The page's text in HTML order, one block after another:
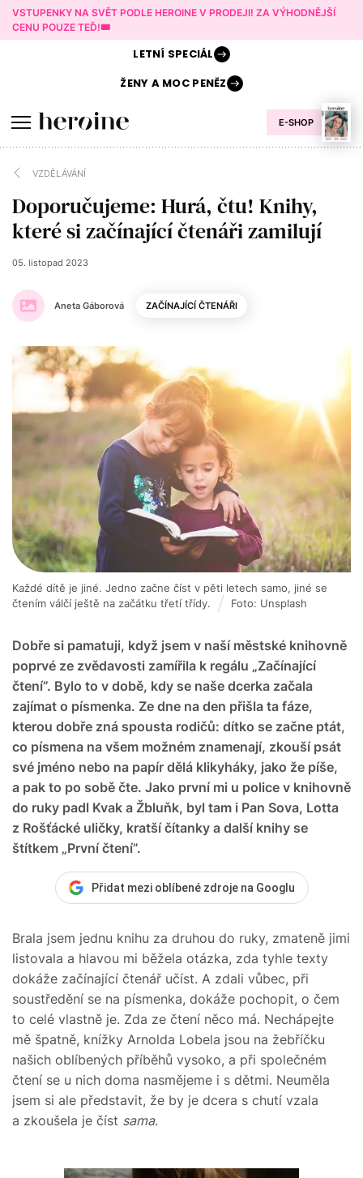
VSTUPENKY NA SVĚT PODLE HEROINE V PRODEJI! ZA VÝHODNĚJŠÍ
CENU POUZE TEĎ!🎟️
E-SHOP
LETNÍ SPECIÁL
ŽENY AMOC PENĚZ
VZDĚLÁVÁNÍ
Doporučujeme: Hurá, čtu! Knihy,
které si začínající čtenáři zamilují
Aneta Gáborová
05. listopad 2023
ZAČÍNAJÍCÍ ČTENÁŘI
Dobře si pamatuji, když jsem v naší městské knihovně
poprvé ze zvědavosti zamířila k regálu „Začínající
čtení”. Bylo to v době, kdy se naše dcerka začala
zajímat o písmenka. Ze dne na den přišla ta fáze,
kterou dobře zná spousta rodičů: dítko se začne ptát,
co písmena na všem možném znamenají, zkouší psát
své jméno nebo na papír dělá klikyháky, jako že píše,
a pak to po sobě čte. Jako první mi u police v knihovně
do ruky padl Kvak a Žbluňk, byl tam i Pan Sova, Lotta
z Rošťácké uličky, kratší čítanky a další knihy se
štítkem „První čtení”.
Každé dítě je jiné. Jedno začne číst v pěti letech samo, jiné se
čtením válčí ještě na začátku třetí třídy.
Foto: Unsplash
Přidat mezi oblíbené zdroje na Googlu
Brala jsem jednu knihu za druhou do ruky, zmateně jimi
listovala a hlavou mi běžela otázka, zda tyhle texty
dokáže začínající čtenář učíst. A zdali vůbec, při
soustředění se na písmenka, dokáže pochopit, o čem
to celé vlastně je. Zda ze čtení něco má. Nechápejte
mě špatně, knížky Arnolda Lobela jsou na žebříčku
našich oblíbených příběhů vysoko, a při společném
čtení se u nich doma nasmějeme i s dětmi. Neuměla
jsem si ale představit, že by je dcera s chutí vzala
a zkoušela je číst sama.